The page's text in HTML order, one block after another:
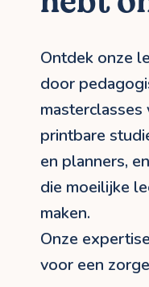
Ontdek onze
door
printbare
en planners,
die moeilijke
maken.
Onze
voor een